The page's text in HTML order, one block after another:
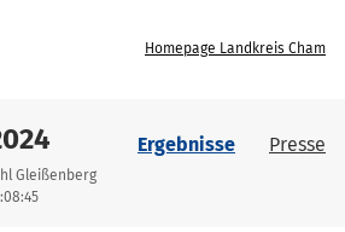
Homepage Landkreis Cham
Gleißenberg
Ergebnisse Presse